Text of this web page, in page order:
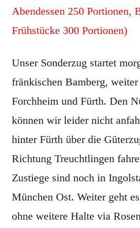
Abendessen 250 Portionen,
Frühstücke 300 Portionen)
Unser Sonderzug startet
fränkischen Bamberg, weiter
Forchheim und Fürth. Den
können wir leider nicht
hinter Fürth über die
Richtung Treuchtlingen
Zustiege sind noch in
München Ost. Weiter geht
ohne weitere Halte via